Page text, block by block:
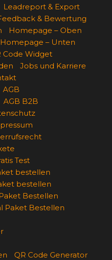
Leadreport & Export
& Bewertung
Homepage – Oben
Homepage – Unten
Code Widget
Jobs und Karriere
AGB
AGB B2B
Test
bestellen
bestellen
Bestellen
Paket Bestellen
QR Code Generator